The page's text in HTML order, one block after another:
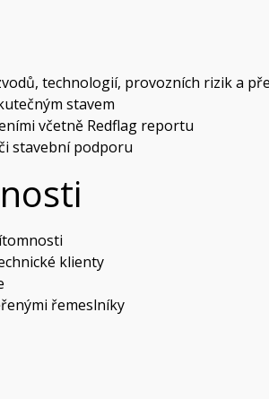
technologií, provozních rizik a
stavem
včetně Redflag reportu
stavební podporu
klienty
řemeslníky